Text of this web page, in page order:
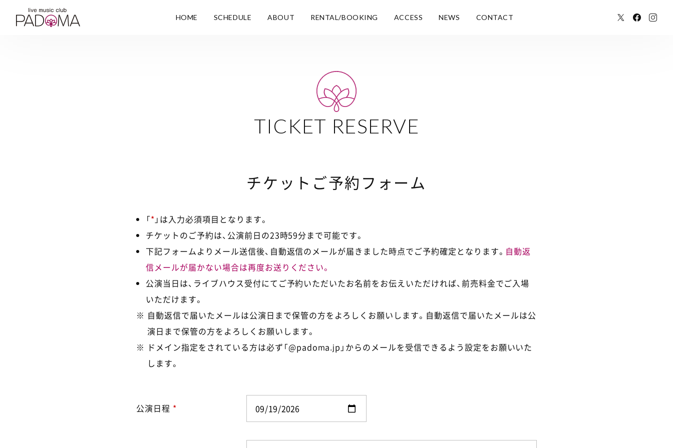
HOME SCHEDULE ABOUT RENTAL/BOOKING ACCESS NEWS CONTACT
TICKET RESERVE
チケットご予約フォーム
「* 」は入力必須項目となります。
チケットのご予約は、公演前日の23時59分まで可能です。
下記フォームよりメール送信後、自動返信のメールが届きました時点でご予約確定となります。 自動返
信メールが届かない場合は再度お送りください。
公演当日は、ライブハウス受付にてご予約いただいたお名前をお伝えいただければ、前売料金でご入場
いただけます。
自動返信で届いたメールは公演日まで保管の方をよろしくお願いします。自動返信で届いたメールは公
演日まで保管の方をよろしくお願いします。
ドメイン指定をされている方は必ず「@padoma.jp」からのメールを受信できるよう設定をお願いいた
します。
公演日程 *